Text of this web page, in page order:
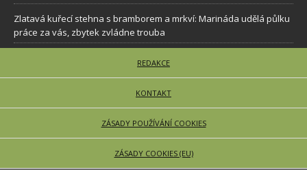
Zlatavá kuřecí stehna s bramborem a mrkví: Marináda udělá půlku
práce za vás, zbytek zvládne trouba
REDAKCE
KONTAKT
ZÁSADY POUŽÍVÁNÍ COOKIES
ZÁSADY COOKIES (EU)